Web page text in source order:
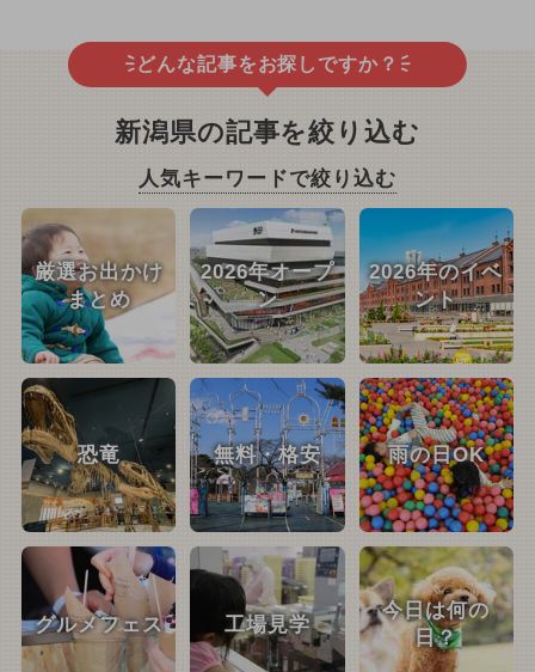
どんな記事をお探しですか？
新潟県の記事を絞り込む
人気キーワードで絞り込む
厳選お出かけ
まとめ
2026年オープ
ン
2026年のイベ
ント
恐竜 無料・格安 雨の日OK
グルメフェス 工場見学
今日は何の
日？